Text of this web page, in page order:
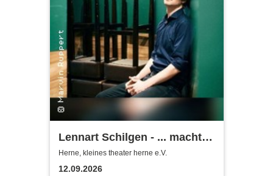
Lennart Schilgen - ... macht
nichts! Lieder vom Schleifen
und Schleifen lassen
Herne, kleines theater herne e.V.
12.09.2026